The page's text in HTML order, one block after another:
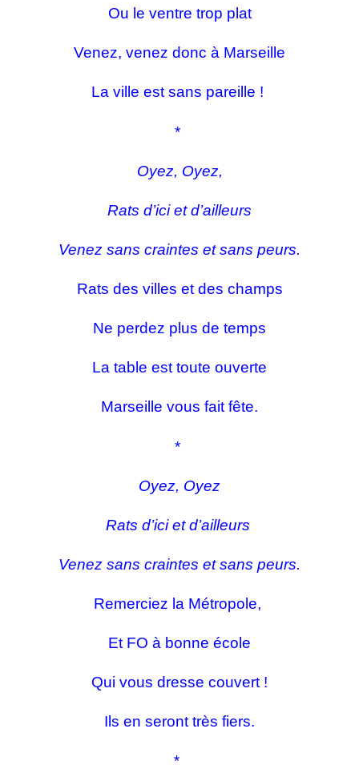
Ou le ventre trop plat
Venez, venez donc à Marseille
La ville est sans pareille !
*
Oyez, Oyez,
Rats d’ici et d’ailleurs
Venez sans craintes et sans peurs.
Rats des villes et des champs
Ne perdez plus de temps
La table est toute ouverte
Marseille vous fait fête.
*
Oyez, Oyez
Rats d’ici et d’ailleurs
Venez sans craintes et sans peurs.
Remerciez la Métropole,
Et FO à bonne école
Qui vous dresse couvert !
Ils en seront très fiers.
*